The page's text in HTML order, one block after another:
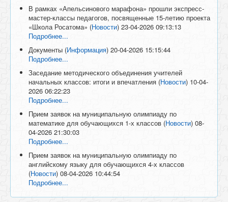
В рамках «Апельсинового марафона» прошли экспресс-
мастер-классы педагогов, посвященные 15-летию проекта
«Школа Росатома» (Новости) 23-04-2026 09:13:13
Подробнее...
Документы (Информация) 20-04-2026 15:15:44
Подробнее...
Заседание методического объединения учителей
начальных классов: итоги и впечатления (Новости) 10-04-
2026 06:22:23
Подробнее...
Прием заявок на муниципальную олимпиаду по
математике для обучающихся 1-х классов (Новости) 08-
04-2026 21:30:03
Подробнее...
Прием заявок на муниципальную олимпиаду по
английскому языку для обучающихся 4-х классов
(Новости) 08-04-2026 10:44:54
Подробнее...